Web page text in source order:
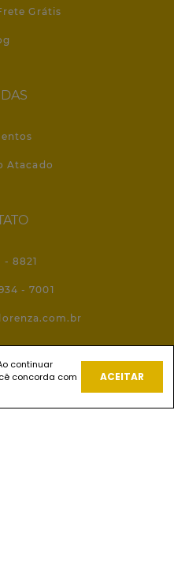
Grátis
Atacado
- 8821
- 7001
continuar
concorda com
ACEITAR